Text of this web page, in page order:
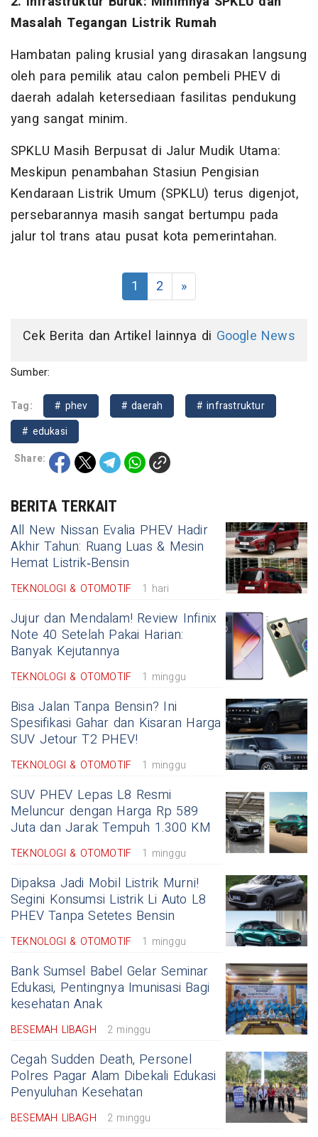
Masalah Tegangan Listrik Rumah
Hambatan paling krusial yang dirasakan langsung
oleh para pemilik atau calon pembeli PHEV di
daerah adalah ketersediaan fasilitas pendukung
yang sangat minim.
SPKLU Masih Berpusat di Jalur Mudik Utama:
Meskipun penambahan Stasiun Pengisian
Kendaraan Listrik Umum (SPKLU) terus digenjot,
persebarannya masih sangat bertumpu pada
jalur tol trans atau pusat kota pemerintahan.
1 2 »
Cek Berita dan Artikel lainnya di Google News
Sumber:
Tag: # phev # daerah
# infrastruktur
# edukasi
Share:
BERITA TERKAIT
All New Nissan Evalia PHEV Hadir
Akhir Tahun: Ruang Luas & Mesin
Hemat Listrik‑Bensin
TEKNOLOGI & OTOMOTIF 1 hari
Jujur dan Mendalam! Review Infinix
Note 40 Setelah Pakai Harian:
Banyak Kejutannya
TEKNOLOGI & OTOMOTIF 1 minggu
Bisa Jalan Tanpa Bensin? Ini
Spesifikasi Gahar dan Kisaran Harga
SUV Jetour T2 PHEV!
TEKNOLOGI & OTOMOTIF 1 minggu
SUV PHEV Lepas L8 Resmi
Meluncur dengan Harga Rp 589
Juta dan Jarak Tempuh 1.300 KM
TEKNOLOGI & OTOMOTIF 1 minggu
Dipaksa Jadi Mobil Listrik Murni!
Segini Konsumsi Listrik Li Auto L8
PHEV Tanpa Setetes Bensin
TEKNOLOGI & OTOMOTIF 1 minggu
Bank Sumsel Babel Gelar Seminar
Edukasi, Pentingnya Imunisasi Bagi
kesehatan Anak
BESEMAH LIBAGH 2 minggu
Cegah Sudden Death, Personel
Polres Pagar Alam Dibekali Edukasi
Penyuluhan Kesehatan
BESEMAH LIBAGH 2 minggu